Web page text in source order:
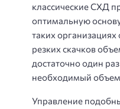
классические СХД
оптимальную
таких
резких скачков
достаточно один
необходимый
Управление